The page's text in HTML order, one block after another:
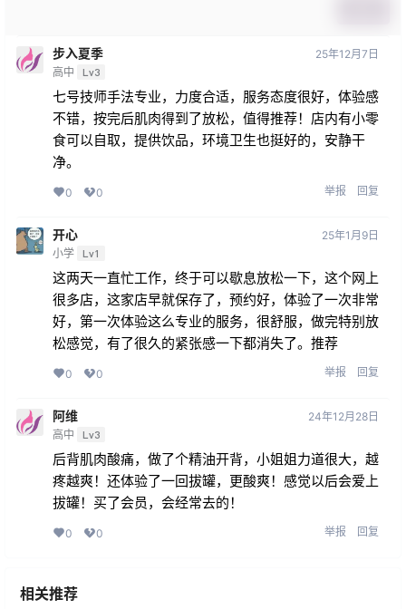
步入夏季
高中 Lv3
25年12月7日
七号技师手法专业，力度合适，服务态度很好，体验感
不错，按完后肌肉得到了放松，值得推荐！店内有小零
食可以自取，提供饮品，环境卫生也挺好的，安静干
净。
0 0 举报 回复
开心
小学 Lv1
25年1月9日
这两天一直忙工作，终于可以歇息放松一下，这个网上
很多店，这家店早就保存了，预约好，体验了一次非常
好，第一次体验这么专业的服务，很舒服，做完特别放
松感觉，有了很久的紧张感一下都消失了。推荐
0 0 举报 回复
阿维
高中 Lv3
24年12月28日
后背肌肉酸痛，做了个精油开背，小姐姐力道很大，越
疼越爽！还体验了一回拔罐，更酸爽！感觉以后会爱上
拔罐！买了会员，会经常去的！
0 0 举报 回复
相关推荐